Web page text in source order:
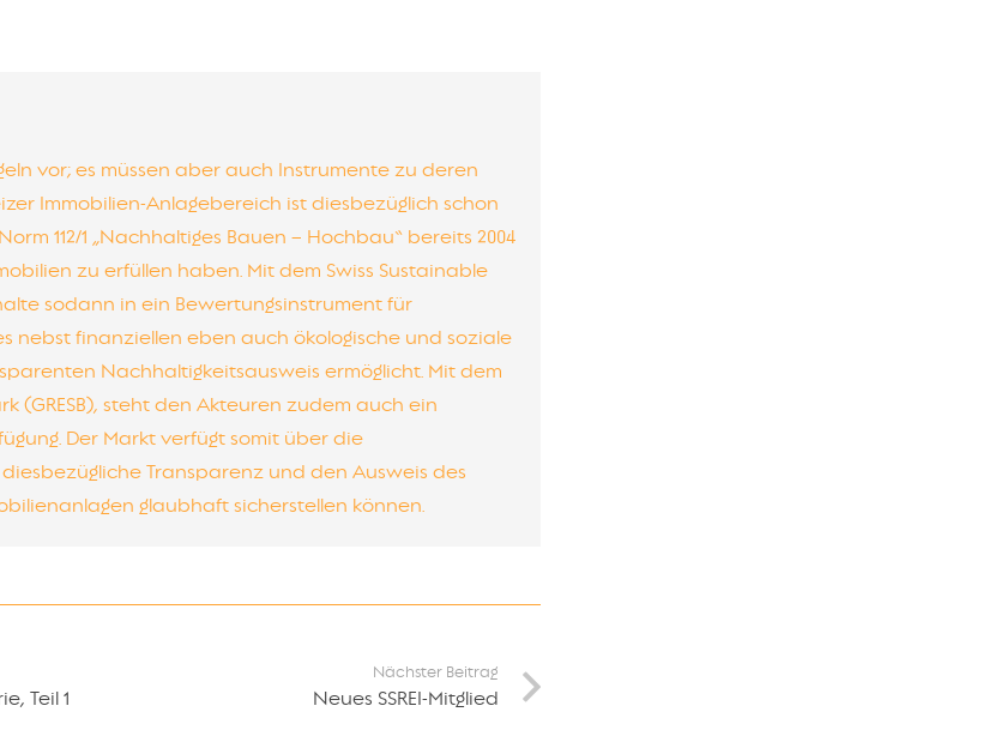
vor; es müssen aber auch Instrumente zu deren
Immobilien-Anlagebereich ist diesbezüglich schon
112/1 „Nachhaltiges Bauen – Hochbau“ bereits 2004
zu erfüllen haben. Mit dem Swiss Sustainable
sodann in ein Bewertungsinstrument für
nebst finanziellen eben auch ökologische und soziale
Nachhaltigkeitsausweis ermöglicht. Mit dem
(GRESB), steht den Akteuren zudem auch ein
Der Markt verfügt somit über die
Transparenz und den Ausweis des
glaubhaft sicherstellen können.
Teil 1
Nächster Beitrag
Neues SSREI-Mitglied